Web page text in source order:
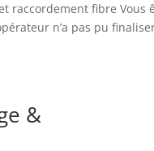
raccordement fibre Vous
n’a pas pu
&